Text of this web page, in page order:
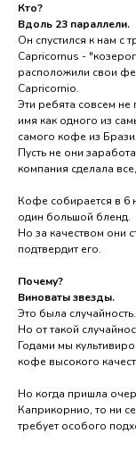
Кто?
Вдоль 23 параллели.
Он спустился к нам с
Capricornus -
расположили свои
Capricornio.
Эти ребята совсем не
имя как одного из
самого кофе из
Пусть не они
компания сделала
Кофе собирается в 6
один большой бленд.
Но за качеством они
подтвердит его.
Почему?
Виноваты звезды.
Это была случайность.
Но от такой
Годами мы
кофе высокого
Но когда пришла
Каприкорнио, то ни
требует особого